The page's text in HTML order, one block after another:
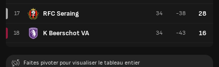
17 RFC Seraing
18 K Beerschot VA
34 -38 28
34 -43 16
Faites pivoter pour visualiser le tableau entier